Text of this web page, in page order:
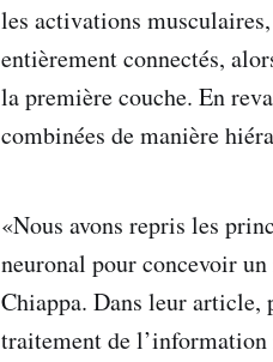
les activations
entièrement connectés,
la première couche. En
combinées de manière
«Nous avons repris les
neuronal pour concevoir
Chiappa. Dans leur article,
traitement de